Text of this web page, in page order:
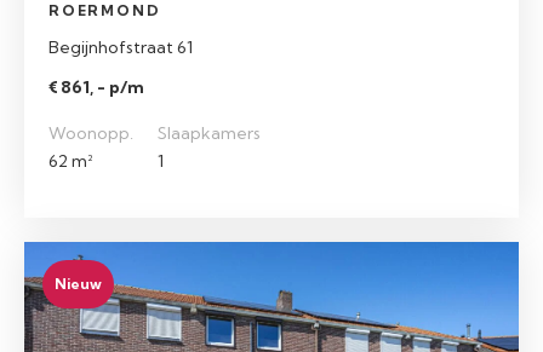
ROERMOND
Begijnhofstraat 61
€ 861, - p/m
Woonopp.
62 m²
Slaapkamers
1
Nieuw